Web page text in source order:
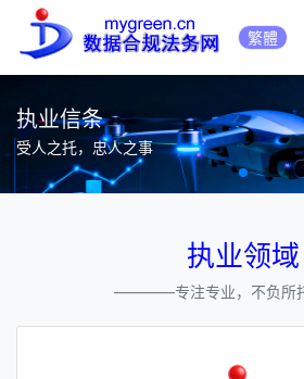
深
繁體
执业信条
受人之托，忠人之事
执业领域
————专注专业，不负